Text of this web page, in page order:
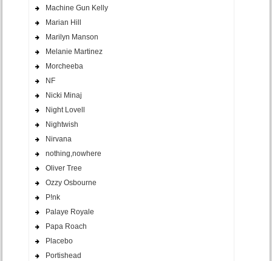
Machine Gun Kelly
Marian Hill
Marilyn Manson
Melanie Martinez
Morcheeba
NF
Nicki Minaj
Night Lovell
Nightwish
Nirvana
nothing,nowhere
Oliver Tree
Ozzy Osbourne
P!nk
Palaye Royale
Papa Roach
Placebo
Portishead